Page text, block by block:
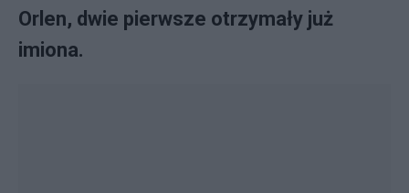
Orlen, dwie pierwsze otrzymały już
imiona.